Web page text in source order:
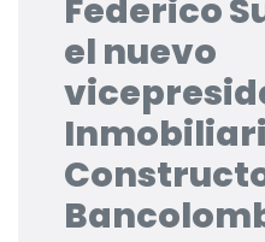
Federico
el nuevo